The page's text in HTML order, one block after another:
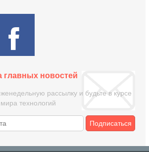
главных новостей
рассылку и будьте в курсе
технологий
Подписаться